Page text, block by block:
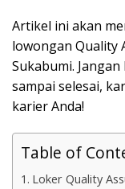
Artikel ini akan
lowongan Quality
Sukabumi.
sampai selesai,
karier Anda!
Table of
Loker Quality